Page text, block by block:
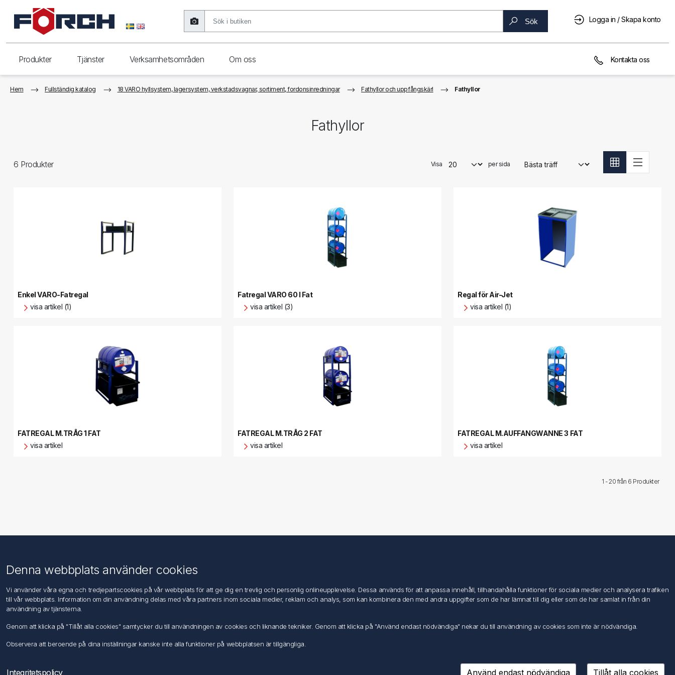
Sök Logga in / Skapa konto
Produkter Tjänster Verksamhetsområden Om oss Kontakta oss
Hem Fullständig katalog 18 VARO hyllsystem, lagersystem, verkstadsvagnar, sortiment, fordonsinredningar Fathyllor och uppfångskärl Fathyllor
Fathyllor
6 Produkter Visa per sida
Enkel VARO-Fatregal
visa artikel (1)
Fatregal VARO 60 l Fat
visa artikel (3)
Regal för Air-Jet
visa artikel (1)
FATREGAL M.TRÅG 1 FAT
visa artikel
FATREGAL M.TRÅG 2 FAT
visa artikel
FATREGAL M.AUFFANGWANNE 3 FAT
visa artikel
1 - 20 från 6 Produkter
Information
DIN EN ISO 9001 & 14001
Integritetspolicy
Om oss
Kundtjänst
Mina ordrar
Denna webbplats använder cookies
Vi använder våra egna och tredjepartscookies på vår webbplats för att ge dig en trevlig och personlig onlineupplevelse. Dessa används för att anpassa innehåll, tillhandahålla funktioner för sociala medier och analysera trafiken
till vår webbplats. Information om din användning delas med våra partners inom sociala medier, reklam och analys, som kan kombinera den med andra uppgifter som de har lämnat till dig eller som de har samlat in från din
användning av tjänsterna.
Genom att klicka på "Tillåt alla cookies" samtycker du till användningen av cookies och liknande tekniker. Genom att klicka på "Använd endast nödvändiga" nekar du till användning av cookies som inte är nödvändiga.
Observera att beroende på dina inställningar kanske inte alla funktioner på webbplatsen är tillgängliga.
Integritetspolicy Använd endast nödvändiga Tillåt alla cookies